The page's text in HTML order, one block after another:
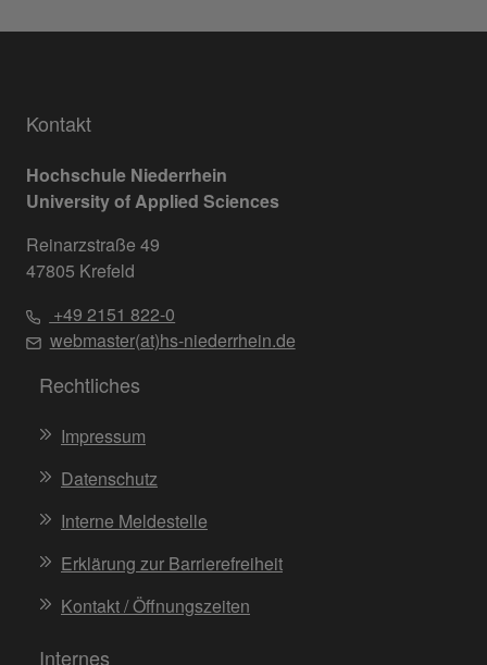
Kontakt
Hochschule Niederrhein
University of Applied Sciences
Reinarzstraße 49
47805 Krefeld
+49 2151 822-0
webmaster(at)hs-niederrhein.de
Rechtliches
Impressum
Datenschutz
Interne Meldestelle
Erklärung zur Barrierefreiheit
Kontakt / Öffnungszeiten
Internes